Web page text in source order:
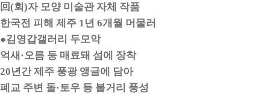
回(회)자 모양 미술관 자체 작품
한국전 피해 제주 1년 6개월 머물러
●김영갑갤러리 두모악
억새·오름 등 매료돼 섬에 장착
20년간 제주 풍광 앵글에 담아
폐교 주변 돌·토우 등 볼거리 풍성